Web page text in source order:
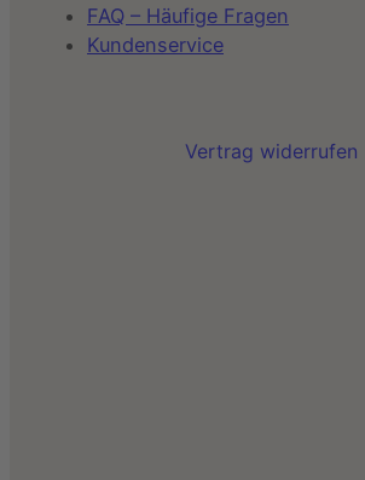
FAQ – Häufige Fragen
Kundenservice
Vertrag widerrufen